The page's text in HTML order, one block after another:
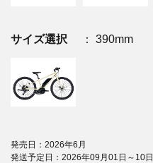
サイズ選択 ： 390mm
発売日：2026年6月
発送予定日：2026年09月01日～10日